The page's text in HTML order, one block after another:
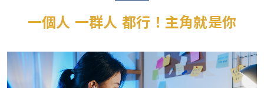
一個人 一群人 都行！主角就是你